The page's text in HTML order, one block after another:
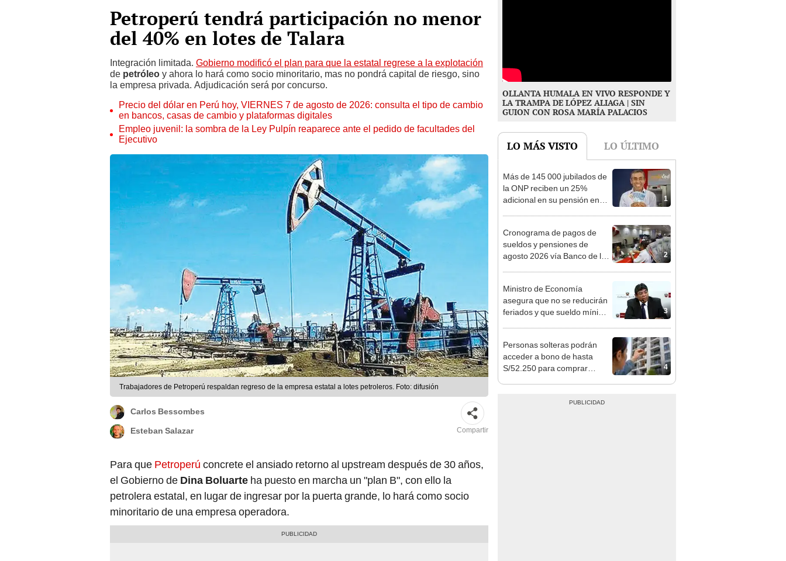
Petroperú tendrá participación no menor
del 40% en lotes de Talara
Integración limitada. Gobierno modificó el plan para que la estatal regrese a la explotación
de petróleo y ahora lo hará como socio minoritario, mas no pondrá capital de riesgo, sino
la empresa privada. Adjudicación será por concurso.
Precio del dólar en Perú hoy, VIERNES 7 de agosto de 2026: consulta el tipo de cambio
en bancos, casas de cambio y plataformas digitales
Empleo juvenil: la sombra de la Ley Pulpín reaparece ante el pedido de facultades del
Ejecutivo
Trabajadores de Petroperú respaldan regreso de la empresa estatal a lotes petroleros. Foto: difusión
Carlos Bessombes
Esteban Salazar Compartir
Para que Petroperú concrete el ansiado retorno al upstream después de 30 años,
el Gobierno de Dina Boluarte ha puesto en marcha un "plan B", con ello la
petrolera estatal, en lugar de ingresar por la puerta grande, lo hará como socio
minoritario de una empresa operadora.
OLLANTA HUMALA EN VIVO RESPONDE Y
LA TRAMPA DE LÓPEZ ALIAGA | SIN
GUION CON ROSA MARÍA PALACIOS
LO MÁS VISTO LO ÚLTIMO
1
Más de 145 000 jubilados de
la ONP reciben un 25%
adicional en su pensión en
2
Cronograma de pagos de
sueldos y pensiones de
agosto 2026 vía Banco de la
3
Ministro de Economía
asegura que no se reducirán
feriados y que sueldo mínimo
4
Personas solteras podrán
acceder a bono de hasta
S/52.250 para comprar